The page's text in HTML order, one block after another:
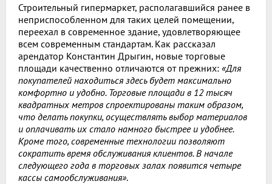
Строительный гипермаркет, располагавшийся ранее в
неприспособленном для таких целей помещении,
переехал в современное здание, удовлетворяющее
всем современным стандартам. Как рассказал
арендатор Константин Дрыгин, новые торговые
площади качественно отличаются от прежних: «Для
покупателей находиться здесь будет максимально
комфортно и удобно. Торговые площади в 12 тысяч
квадратных метров спроектированы таким образом,
что делать покупки, осуществлять выбор материалов
и оплачивать их стало намного быстрее и удобнее.
Кроме того, современные технологии позволяют
сократить время обслуживания клиентов. В начале
следующего года в торговых залах появится четыре
кассы самообслуживания».